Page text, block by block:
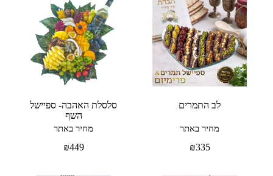
לב התמרים
מחיר באתר
₪335
סלסלת האהבה- ספיישל
השף
מחיר באתר
₪449